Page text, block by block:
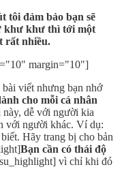
tôi đảm bảo bạn sẽ
khư khư thì tới một
rất nhiều.
margin="10"]
viết nhưng bạn nhớ
cho mỗi cá nhân
dễ với người kia
với người khác. Ví dụ:
Hãy trang bị cho bản
Bạn cần có thái độ
vì chỉ khi đó